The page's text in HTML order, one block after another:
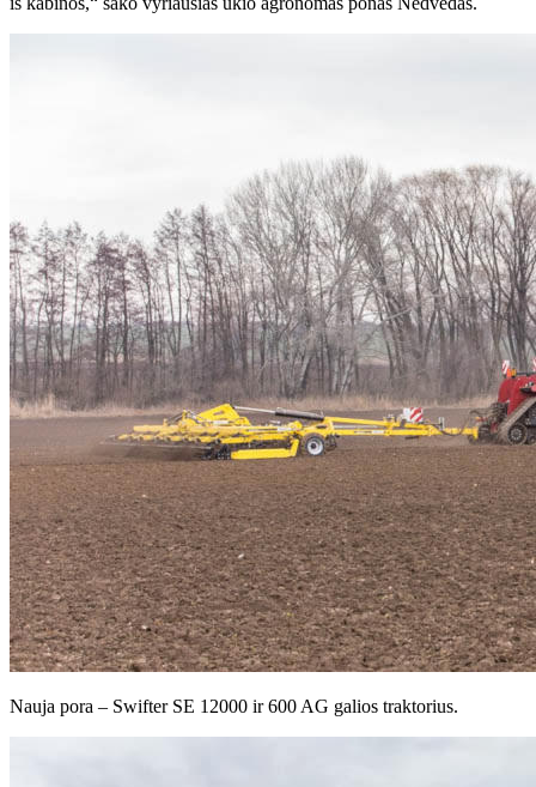
Nauja pora – Swifter SE 12000 ir 600 AG galios traktorius.